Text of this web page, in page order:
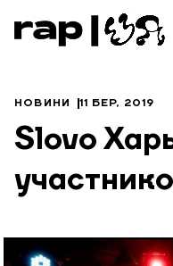
НОВИНИ 11 БЕР, 2019
Slovo